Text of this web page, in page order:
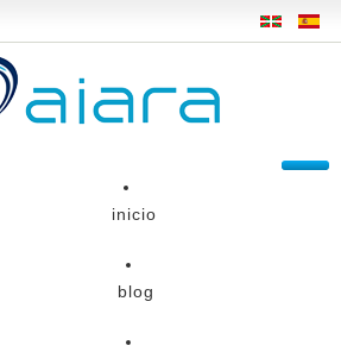
inicio
blog